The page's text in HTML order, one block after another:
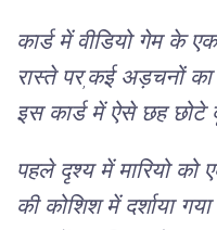
कार्ड में वीडियो गेम के
रास्ते पर,कई अड़चनों का
इस कार्ड में ऐसे छह छोटे
पहले दृश्य में मारियो को
की कोशिश में दर्शाया